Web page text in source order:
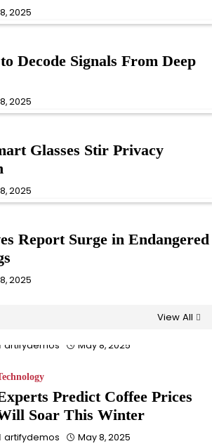
2025
Decode Signals From Deep
2025
Glasses Stir Privacy
2025
Report Surge in Endangered
2025
View All
Wars Heat Up With
Merger
artifydemos May 8, 2025
Temple Found Beneath
Deficiency Epidemic
artifydemos
artifydemos May 8, 2025
Predict Coffee Prices
Soar This Winter
artifydemos May 8, 2025